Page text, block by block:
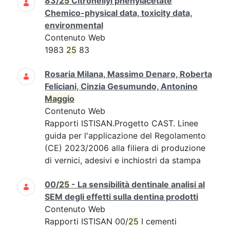
Chemico-physical data, toxicity data,
environmental
Contenuto Web
1983 25 83
Rosaria Milana, Massimo Denaro, Roberta
Feliciani, Cinzia Gesumundo, Antonino
Maggio
Contenuto Web
Rapporti ISTISAN.Progetto CAST. Linee
guida per l'applicazione del Regolamento
(CE) 2023/2006 alla filiera di produzione
di vernici, adesivi e inchiostri da stampa
00/25 - La sensibilità dentinale analisi al
SEM degli effetti sulla dentina prodotti
Contenuto Web
Rapporti ISTISAN 00/25 I cementi